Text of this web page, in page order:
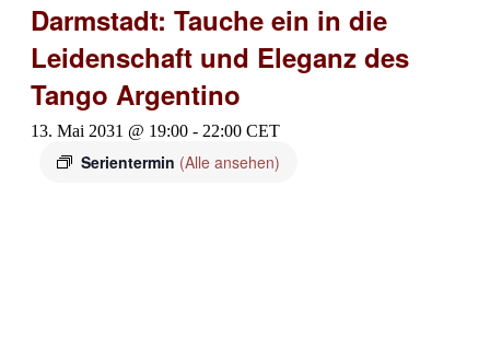
Darmstadt: Tauche ein in die
Leidenschaft und Eleganz des
Tango Argentino
13. Mai 2031 @ 19:00 - 22:00 CET
Serientermin (Alle ansehen)